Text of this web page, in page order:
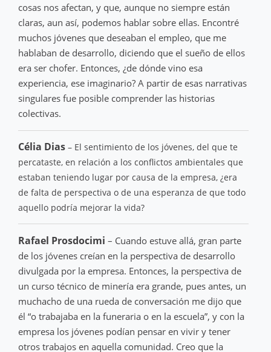
cosas nos afectan, y que, aunque no siempre están
claras, aun así, podemos hablar sobre ellas. Encontré
muchos jóvenes que deseaban el empleo, que me
hablaban de desarrollo, diciendo que el sueño de ellos
era ser chofer. Entonces, ¿de dónde vino esa
experiencia, ese imaginario? A partir de esas narrativas
singulares fue posible comprender las historias
colectivas.
Célia Dias – El sentimiento de los jóvenes, del que te
percataste, en relación a los conflictos ambientales que
estaban teniendo lugar por causa de la empresa, ¿era
de falta de perspectiva o de una esperanza de que todo
aquello podría mejorar la vida?
Rafael Prosdocimi – Cuando estuve allá, gran parte
de los jóvenes creían en la perspectiva de desarrollo
divulgada por la empresa. Entonces, la perspectiva de
un curso técnico de minería era grande, pues antes, un
muchacho de una rueda de conversación me dijo que
él “o trabajaba en la funeraria o en la escuela”, y con la
empresa los jóvenes podían pensar en vivir y tener
otros trabajos en aquella comunidad. Creo que la